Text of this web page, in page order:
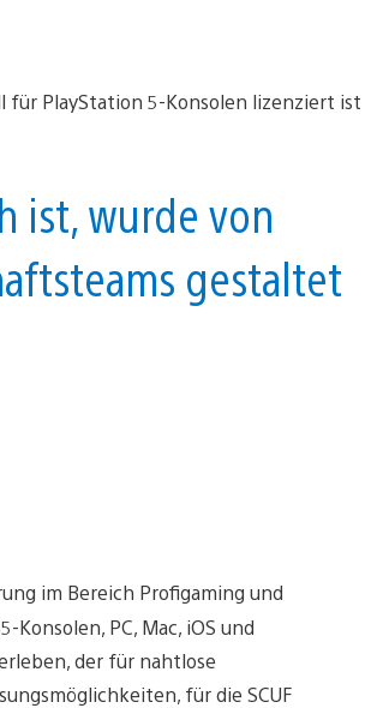
ist, wurde von
gestaltet
im Bereich Profigaming und
PC, Mac, iOS und
der für nahtlose
für die SCUF